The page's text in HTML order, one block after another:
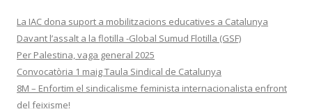
La IAC dona suport a mobilitzacions educatives a Catalunya
Davant l’assalt a la flotilla -Global Sumud Flotilla (GSF)
Per Palestina, vaga general 2025
Convocatòria 1 maig Taula Sindical de Catalunya
8M – Enfortim el sindicalisme feminista internacionalista enfront
del feixisme!